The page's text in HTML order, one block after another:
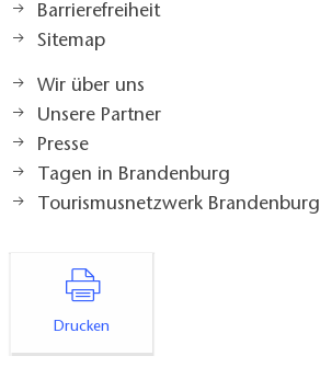
Barrierefreiheit
Sitemap
Wir über uns
Unsere Partner
Presse
Tagen in Brandenburg
Tourismusnetzwerk Brandenburg
Drucken